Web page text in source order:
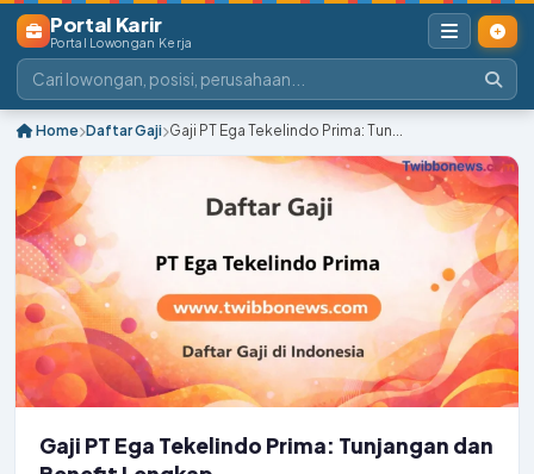
Portal Karir
Portal Lowongan Kerja
Home Daftar Gaji Gaji PT Ega Tekelindo Prima: Tun...
Gaji PT Ega Tekelindo Prima: Tunjangan dan